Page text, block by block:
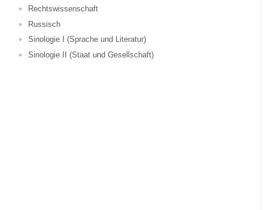
Rechtswissenschaft
Russisch
Sinologie I (Sprache und Literatur)
Sinologie II (Staat und Gesellschaft)